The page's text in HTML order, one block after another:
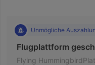
Unmögliche
Flying